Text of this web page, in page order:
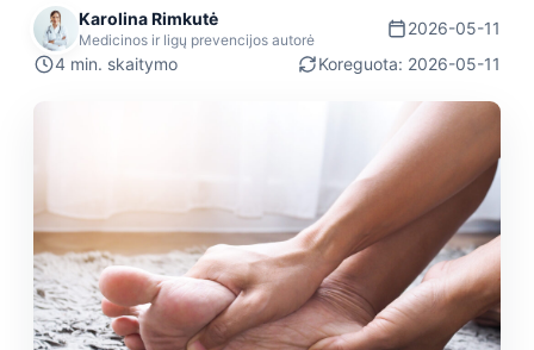
Karolina Rimkutė
Medicinos ir ligų prevencijos autorė
2026-05-11
4 min. skaitymo
Koreguota: 2026-05-11